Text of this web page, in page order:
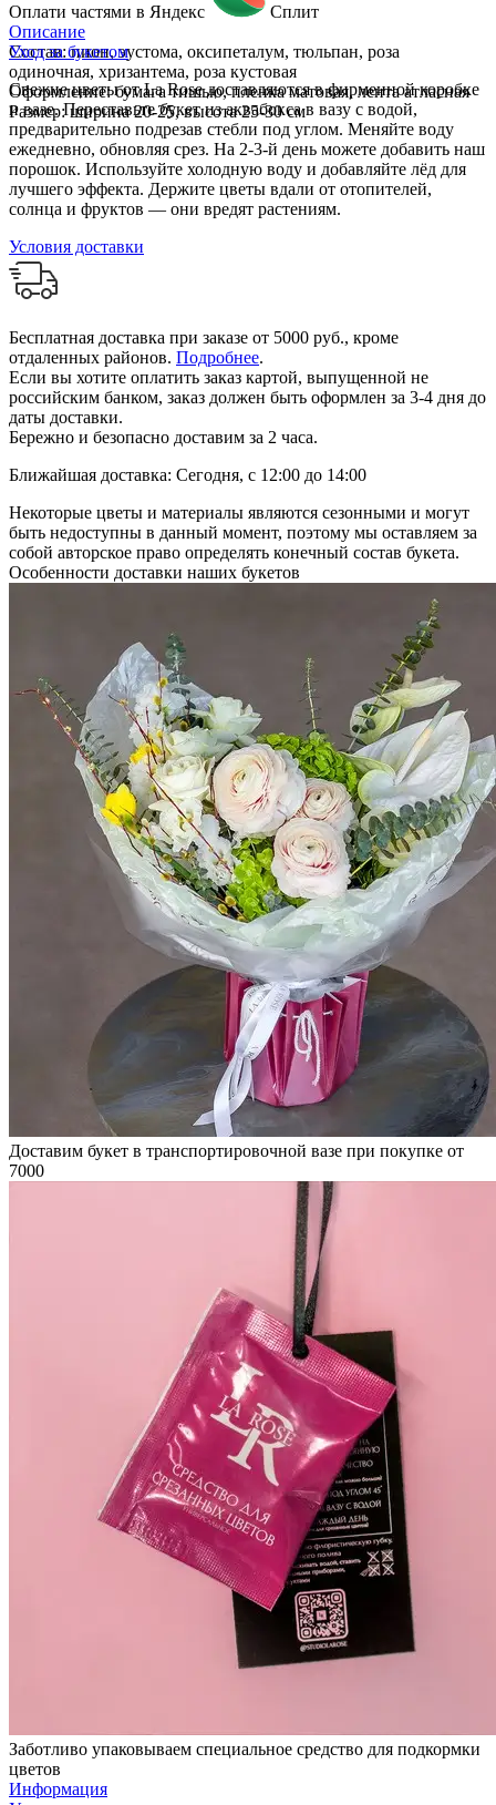
Оплати частями в Яндекс
Сплит
Описание
Состав: пион, эустома, оксипеталум, тюльпан, роза
одиночная, хризантема, роза кустовая
Оформление: бумага тишью, пленка матовая, лента атласная
Размер: ширина 20-25, высота 25-30 см
Уход за букетом
Свежие цветы от La Rose доставляются в фирменной коробке
и вазе. Переставьте букет из аквабокса в вазу с водой,
предварительно подрезав стебли под углом. Меняйте воду
ежедневно, обновляя срез. На 2-3-й день можете добавить наш
порошок. Используйте холодную воду и добавляйте лёд для
лучшего эффекта. Держите цветы вдали от отопителей,
солнца и фруктов — они вредят растениям.
Условия доставки
Бесплатная доставка при заказе от 5000 руб., кроме
отдаленных районов. Подробнее.
Если вы хотите оплатить заказ картой, выпущенной не
российским банком, заказ должен быть оформлен за 3-4 дня до
даты доставки.
Бережно и безопасно доставим за 2 часа.
Ближайшая доставка: Сегодня, с 12:00 до 14:00
Некоторые цветы и материалы являются сезонными и могут
быть недоступны в данный момент, поэтому мы оставляем за
собой авторское право определять конечный состав букета.
Особенности доставки наших букетов
Доставим букет в транспортировочной вазе при покупке от
7000
Заботливо упаковываем специальное средство для подкормки
цветов
Информация